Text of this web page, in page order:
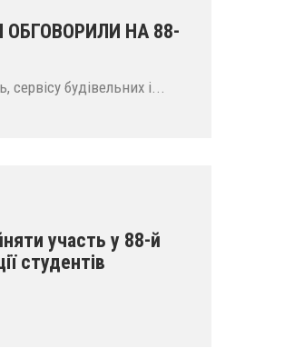
НА 88-
сервісу будівельних і...
участь у 88-й
студентів